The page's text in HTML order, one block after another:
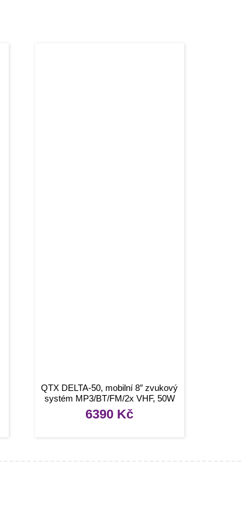
QTX DELTA-50, mobilní 8″ zvukový
systém MP3/BT/FM/2x VHF, 50W
6390 Kč